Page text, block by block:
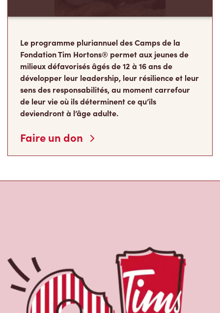
Le programme pluriannuel des Camps de la
Fondation Tim Hortons® permet aux jeunes de
milieux défavorisés âgés de 12 à 16 ans de
développer leur leadership, leur résilience et leur
sens des responsabilités, au moment carrefour
de leur vie où ils déterminent ce qu’ils
deviendront à l’âge adulte.
Faire un don